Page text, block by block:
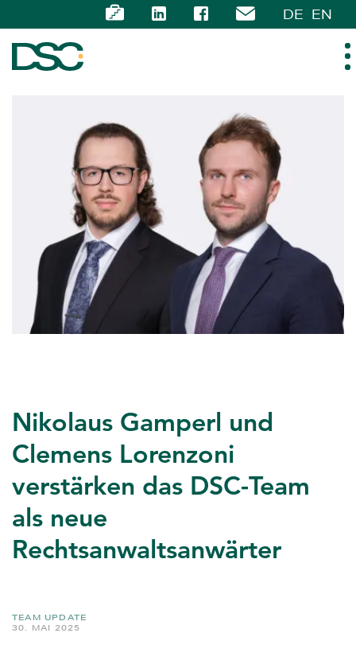
DE EN
ÜBER UNS
EXPERTISE
TEAM
NEWS
KARRIERE
Nikolaus Gamperl und
Clemens Lorenzoni
verstärken das DSC-Team
als neue
Rechtsanwaltsanwärter
TEAM UPDATE
30. MAI 2025